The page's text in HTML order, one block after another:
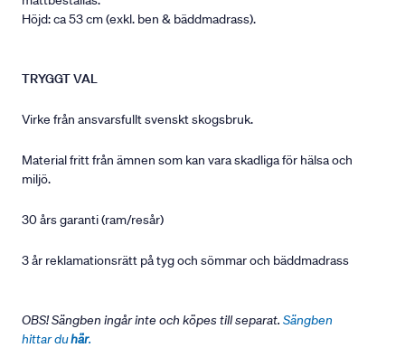
Höjd: ca 53 cm (exkl. ben & bäddmadrass).
TRYGGT VAL
Virke från ansvarsfullt svenskt skogsbruk.
Material fritt från ämnen som kan vara skadliga för hälsa och
miljö.
30 års garanti (ram/resår)
3 år reklamationsrätt på tyg och sömmar och bäddmadrass
OBS! Sängben ingår inte och köpes till separat. Sängben
hittar duhär.